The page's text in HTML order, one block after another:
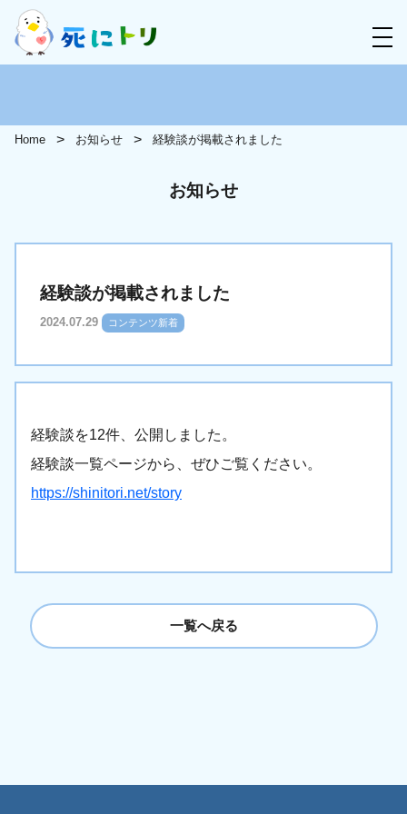
Home お知らせ 経験談が掲載されました
お知らせ
経験談が掲載されました
2024.07.29 コンテンツ新着
経験談を12件、公開しました。
経験談一覧ページから、ぜひご覧ください。
https://shinitori.net/story
一覧へ戻る